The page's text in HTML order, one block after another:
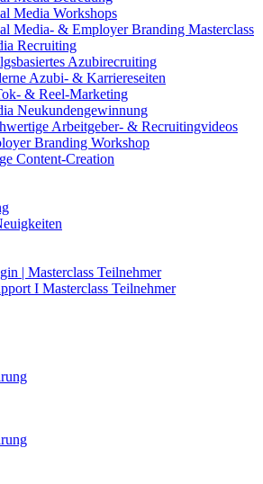
Media Workshops
Media- & Employer Branding Masterclass
Recruiting
Azubirecruiting
Azubi- & Karriereseiten
& Reel-Marketing
Neukundengewinnung
Arbeitgeber- & Recruitingvideos
Branding Workshop
Content-Creation
| Masterclass Teilnehmer
I Masterclass Teilnehmer